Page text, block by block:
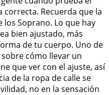
Recuerda que la
los Soprano. Lo que hay
bien ajustado, más
de tu cuerpo. Uno de
cómo llevar un
que ver con el ajuste, así
de la ropa de calle se
no en la sensación